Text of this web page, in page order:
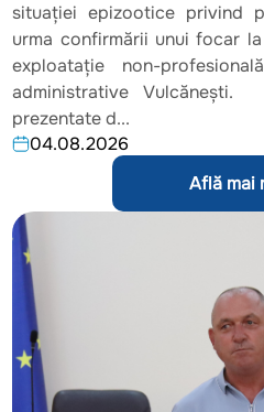
situației epizootice privind
urma confirmării unui focar
exploatație non-
administrative
prezentate d...
04.08.2026
Află mai